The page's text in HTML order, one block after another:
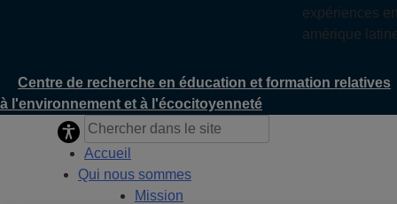
expériences
amérique
Centre de recherche en éducation et formation relatives
à l'environnement et à l'écocitoyenneté
Accueil
Qui nous sommes
Mission